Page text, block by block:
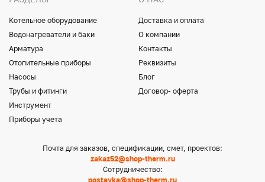
Котельное оборудование
Водонагреватели и баки
Арматура
Отопительные приборы
Насосы
Трубы и фитинги
Инструмент
Приборы учета
Доставка и оплата
О компании
Контакты
Реквизиты
Блог
Договор- оферта
Почта для заказов, спецификации, смет, проектов:
zakaz52@shop-therm.ru
Сотрудничество:
postavka@shop-therm.ru